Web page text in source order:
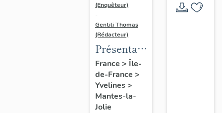
(Enquêteur)
-
Gentili Thomas
(Rédacteur)
Présentation
de l'étude
France > Île-
de-France >
Yvelines>
Mantes-la-
Jolie